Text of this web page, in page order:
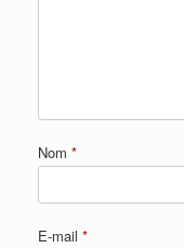
Nom *
E-mail *